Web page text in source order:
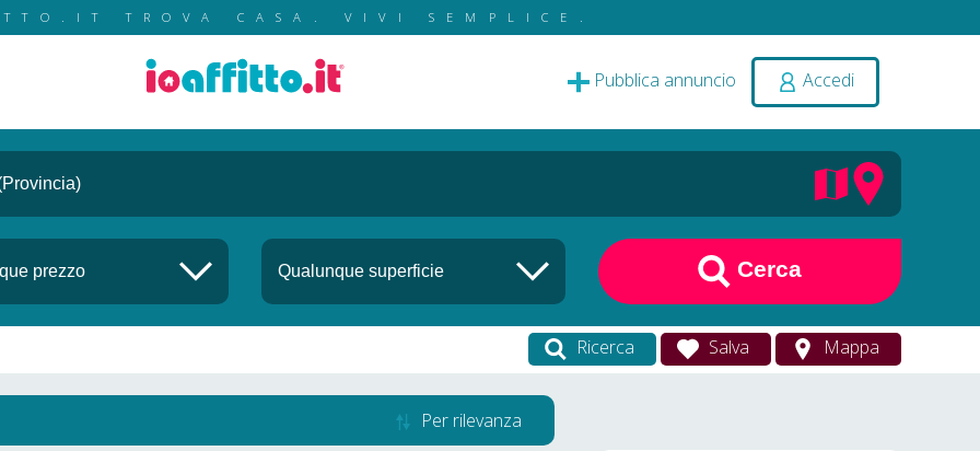
TROVA CASA. VIVI SEMPLICE.
Pubblica annuncio Accedi
Cerca
Ricerca Salva Mappa
Per rilevanza